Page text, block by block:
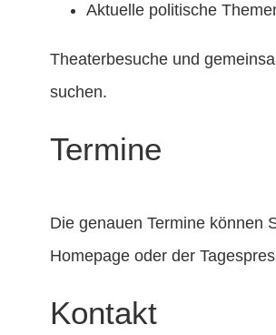
Aktuelle politische
Theaterbesuche und
suchen.
Termine
Die genauen Termine können
Homepage oder der
Kontakt